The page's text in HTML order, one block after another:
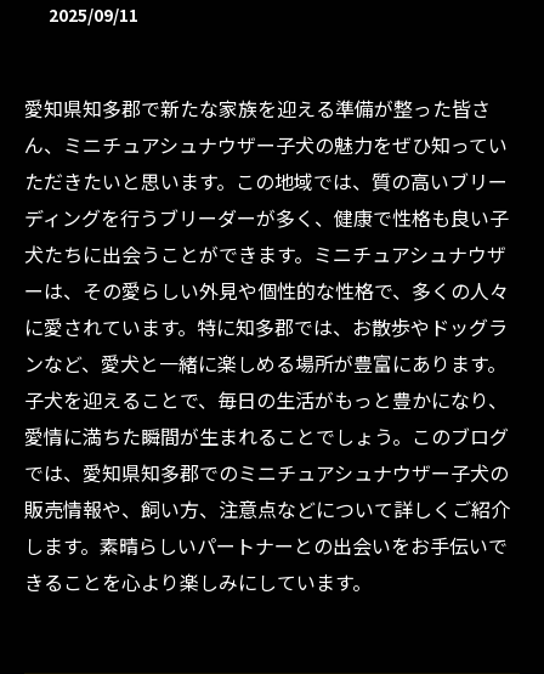
2025/09/11
愛知県知多郡で新たな家族を迎える準備が整った皆さ
ん、ミニチュアシュナウザー子犬の魅力をぜひ知ってい
ただきたいと思います。この地域では、質の高いブリー
ディングを行うブリーダーが多く、健康で性格も良い子
犬たちに出会うことができます。ミニチュアシュナウザ
ーは、その愛らしい外見や個性的な性格で、多くの人々
に愛されています。特に知多郡では、お散歩やドッグラ
ンなど、愛犬と一緒に楽しめる場所が豊富にあります。
子犬を迎えることで、毎日の生活がもっと豊かになり、
愛情に満ちた瞬間が生まれることでしょう。このブログ
では、愛知県知多郡でのミニチュアシュナウザー子犬の
販売情報や、飼い方、注意点などについて詳しくご紹介
します。素晴らしいパートナーとの出会いをお手伝いで
きることを心より楽しみにしています。